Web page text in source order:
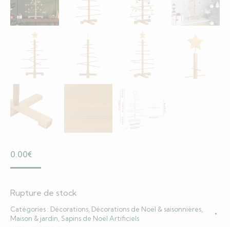
0.00€
Rupture de stock
Catégories : Décorations Décorations de Noël & saisonnières
Maison & jardin Sapins de Noël Artificiels